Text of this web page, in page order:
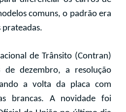
comuns, o padrão era
de Trânsito (Contran)
dezembro, a resolução
a volta da placa com
brancas. A novidade foi